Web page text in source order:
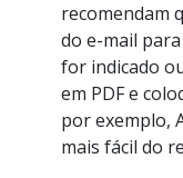
recomendam
do e-mail
for indicado
em PDF e
por exemplo,
mais fácil do